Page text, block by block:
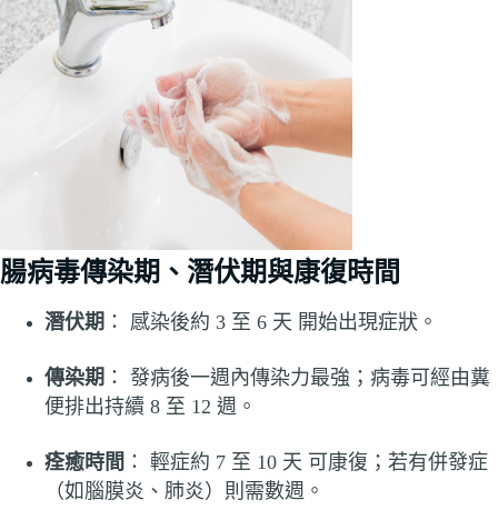
腸病毒傳染期、潛伏期與康復時間
潛伏期 ： 感染後約 3 至 6 天 開始出現症狀。
傳染期 ： 發病後一週內傳染力最強；病毒可經由糞
便排出持續 8 至 12 週。
痊癒時間 ： 輕症約 7 至 10 天 可康復；若有併發症
（如腦膜炎、肺炎）則需數週。